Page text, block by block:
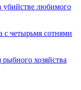
убийстве любимого
с четырьмя сотнями
хозяйства